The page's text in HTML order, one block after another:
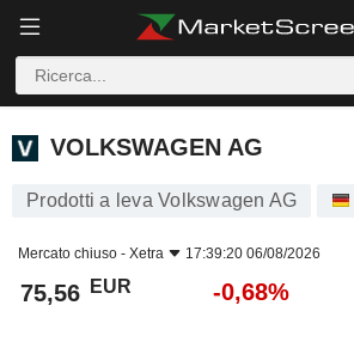
VOLKSWAGEN AG
VOLKSWAGEN AG
Prodotti a leva Volkswagen AG
Mercato chiuso - Xetra 17:39:20 06/08/2026
75,56 EUR -0,68%